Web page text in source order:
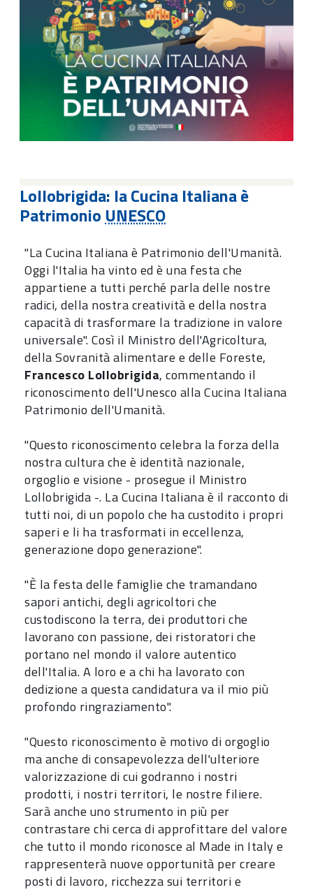
Lollobrigida: la Cucina Italiana è
Patrimonio UNESCO
"La Cucina Italiana è Patrimonio dell'Umanità.
Oggi l'Italia ha vinto ed è una festa che
appartiene a tutti perché parla delle nostre
radici, della nostra creatività e della nostra
capacità di trasformare la tradizione in valore
universale". Così il Ministro dell'Agricoltura,
della Sovranità alimentare e delle Foreste,
Francesco Lollobrigida, commentando il
riconoscimento dell'Unesco alla Cucina Italiana
Patrimonio dell'Umanità.
"Questo riconoscimento celebra la forza della
nostra cultura che è identità nazionale,
orgoglio e visione - prosegue il Ministro
Lollobrigida -. La Cucina Italiana è il racconto di
tutti noi, di un popolo che ha custodito i propri
saperi e li ha trasformati in eccellenza,
generazione dopo generazione".
"È la festa delle famiglie che tramandano
sapori antichi, degli agricoltori che
custodiscono la terra, dei produttori che
lavorano con passione, dei ristoratori che
portano nel mondo il valore autentico
dell'Italia. A loro e a chi ha lavorato con
dedizione a questa candidatura va il mio più
profondo ringraziamento".
"Questo riconoscimento è motivo di orgoglio
ma anche di consapevolezza dell'ulteriore
valorizzazione di cui godranno i nostri
prodotti, i nostri territori, le nostre filiere.
Sarà anche uno strumento in più per
contrastare chi cerca di approfittare del valore
che tutto il mondo riconosce al Made in Italy e
rappresenterà nuove opportunità per creare
posti di lavoro, ricchezza sui territori e